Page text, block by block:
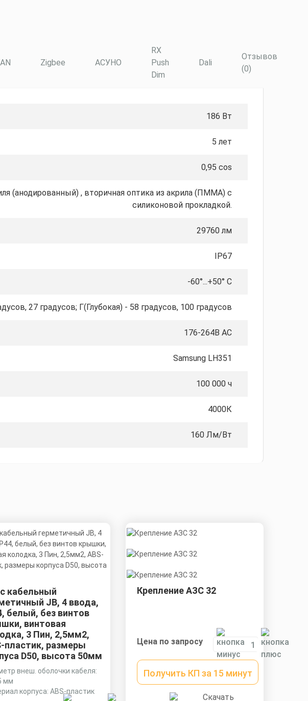
Zigbee АСУНО
RX
Push
Dim
Dali
Отзывов
(0)
186 Вт
5 лет
0,95 cos
(анодированный) , вторичная оптика из акрила (ПММА) с
силиконовой прокладкой.
29760 лм
IP67
-60°...+50° С
27 градусов; Г(Глубокая) - 58 градусов, 100 градусов
176-264В AС
Samsung LH351
100 000 ч
4000К
160 Лм/Вт
кабельный
JB, 4 ввода,
белый, без винтов
винтовая
3 Пин, 2,5мм2,
пластик, размеры
D50, высота 50мм
внеш. оболочки кабеля:
мм
корпуса: ABS-пластик
Крепление АЗС 32
Цена по запросу
Получить КП за 15 минут
Скачать